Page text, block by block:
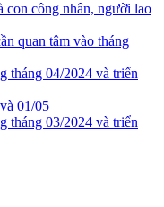
con công nhân, người lao
quan tâm vào tháng
tháng 04/2024 và triển
01/05
tháng 03/2024 và triển